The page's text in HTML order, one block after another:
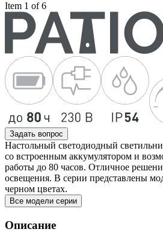
Item 1 of 6
Задать вопрос
Настольный светодиодный
со встроенным аккумулятором и
работы до 80 часов. Отличное
освещения. В серии представлены
черном цветах.
Все модели серии
Описание